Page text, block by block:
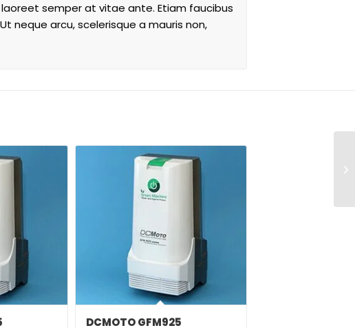
laoreet semper at vitae ante. Etiam faucibus
neque arcu, scelerisque a mauris non,
DCMOTO GFM925